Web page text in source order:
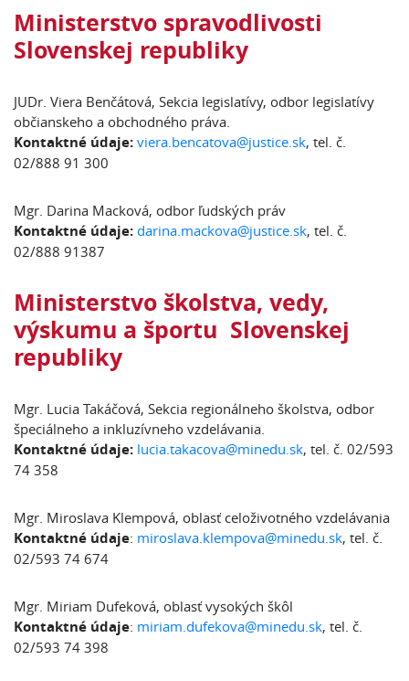
Ministerstvo spravodlivosti
Slovenskej republiky
JUDr. Viera Benčátová, Sekcia legislatívy, odbor legislatívy
občianskeho a obchodného práva.
Kontaktné údaje: viera.bencatova@justice.sk, tel. č.
02/888 91 300
Mgr. Darina Macková, odbor ľudských práv
Kontaktné údaje: darina.mackova@justice.sk, tel. č.
02/888 91387
Ministerstvo školstva, vedy,
výskumu a športu Slovenskej
republiky
Mgr. Lucia Takáčová, Sekcia regionálneho školstva, odbor
špeciálneho a inkluzívneho vzdelávania.
Kontaktné údaje: lucia.takacova@minedu.sk, tel. č. 02/593
74 358
Mgr. Miroslava Klempová, oblasť celoživotného vzdelávania
Kontaktné údaje: miroslava.klempova@minedu.sk, tel. č.
02/593 74 674
Mgr. Miriam Dufeková, oblasť vysokých škôl
Kontaktné údaje: miriam.dufekova@minedu.sk, tel. č.
02/593 74 398